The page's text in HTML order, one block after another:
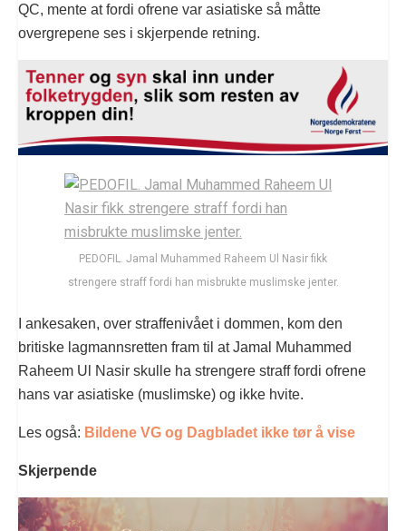
QC, mente at fordi ofrene var asiatiske så måtte
overgrepene ses i skjerpende retning.
PEDOFIL. Jamal Muhammed Raheem Ul Nasir fikk
strengere straff fordi han misbrukte muslimske jenter.
I ankesaken, over straffenivået i dommen, kom den
britiske lagmannsretten fram til at Jamal Muhammed
Raheem Ul Nasir skulle ha strengere straff fordi ofrene
hans var asiatiske (muslimske) og ikke hvite.
Les også: Bildene VG og Dagbladet ikke tør å vise
Skjerpende